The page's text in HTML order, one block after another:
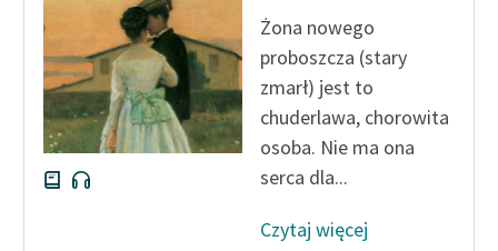
Deklaracja dostępności
Żona nowego
proboszcza (stary
zmarł) jest to
chuderlawa, chorowita
osoba. Nie ma ona
serca dla...
Czytaj więcej